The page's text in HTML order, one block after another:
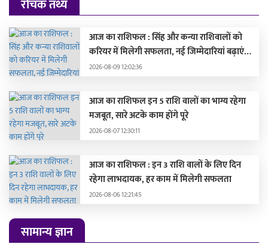
रोचक तथ्य
आज का राशिफल : सिंह और कन्या राशिवालों को
करियर में मिलेगी सफलता, नई जिम्मेदारियां बढ़ाएंगी
मान-सम्मान
2026-08-09 12:02:36
आज का राशिफल इन 5 राशि वालों का भाग्य रहेगा
मजबूत, सारे अटके काम होंगे पूरे
2026-08-07 12:30:11
आज का राशिफल : इन 3 राशि वालों के लिए दिन
रहेगा लाभदायक, हर काम में मिलेगी सफलता
2026-08-06 12:21:45
सामान्य ज्ञान